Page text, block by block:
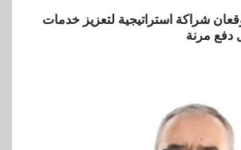
شراكة استراتيجية لتعزيز خدمات
دفع مرنة